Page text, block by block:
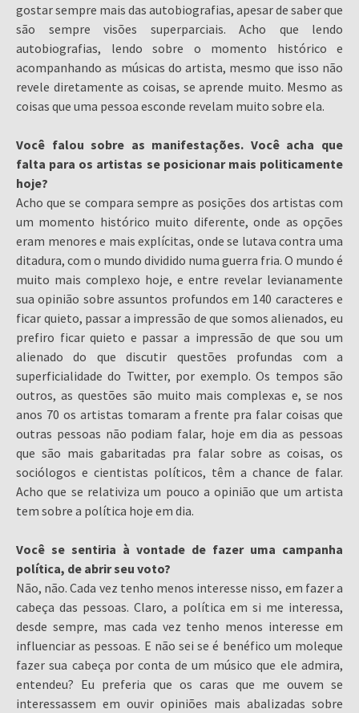
gostar sempre mais das autobiografias, apesar de saber que
são sempre visões superparciais. Acho que lendo
autobiografias, lendo sobre o momento histórico e
acompanhando as músicas do artista, mesmo que isso não
revele diretamente as coisas, se aprende muito. Mesmo as
coisas que uma pessoa esconde revelam muito sobre ela.
Você falou sobre as manifestações. Você acha que
falta para os artistas se posicionar mais politicamente
hoje?
Acho que se compara sempre as posições dos artistas com
um momento histórico muito diferente, onde as opções
eram menores e mais explícitas, onde se lutava contra uma
ditadura, com o mundo dividido numa guerra fria. O mundo é
muito mais complexo hoje, e entre revelar levianamente
sua opinião sobre assuntos profundos em 140 caracteres e
ficar quieto, passar a impressão de que somos alienados, eu
prefiro ficar quieto e passar a impressão de que sou um
alienado do que discutir questões profundas com a
superficialidade do Twitter, por exemplo. Os tempos são
outros, as questões são muito mais complexas e, se nos
anos 70 os artistas tomaram a frente pra falar coisas que
outras pessoas não podiam falar, hoje em dia as pessoas
que são mais gabaritadas pra falar sobre as coisas, os
sociólogos e cientistas políticos, têm a chance de falar.
Acho que se relativiza um pouco a opinião que um artista
tem sobre a política hoje em dia.
Você se sentiria à vontade de fazer uma campanha
política, de abrir seu voto?
Não, não. Cada vez tenho menos interesse nisso, em fazer a
cabeça das pessoas. Claro, a política em si me interessa,
desde sempre, mas cada vez tenho menos interesse em
influenciar as pessoas. E não sei se é benéfico um moleque
fazer sua cabeça por conta de um músico que ele admira,
entendeu? Eu preferia que os caras que me ouvem se
interessassem em ouvir opiniões mais abalizadas sobre